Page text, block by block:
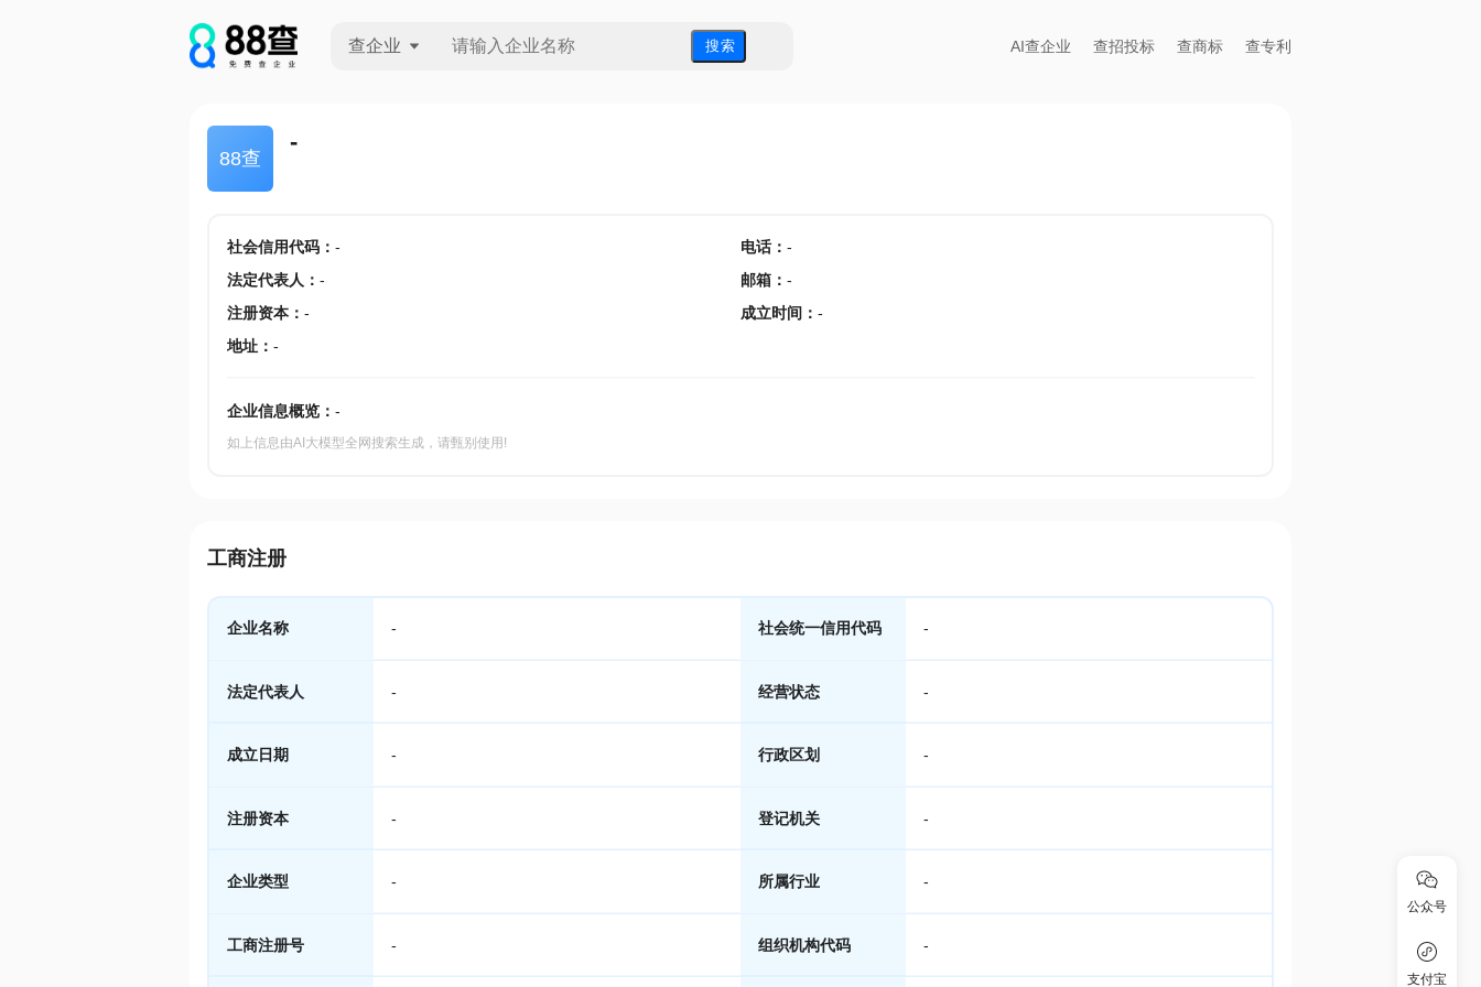
查企业 搜 索 AI查企业 查招投标 查商标 查专利
88查
-
社会信用代码： - 电话： -
法定代表人 ： - 邮箱 ： -
注册资本： - 成立时间 ： -
地址： -
企业信息概览： -
如上信息由AI大模型全网搜索生成，请甄别使用!
工商注册
企业名称 - 社会统一信用代码 -
法定代表人 - 经营状态 -
成立日期 - 行政区划 -
注册资本 - 登记机关 -
企业类型 - 所属行业 -
工商注册号 - 组织机构代码 -
公众号
支付宝